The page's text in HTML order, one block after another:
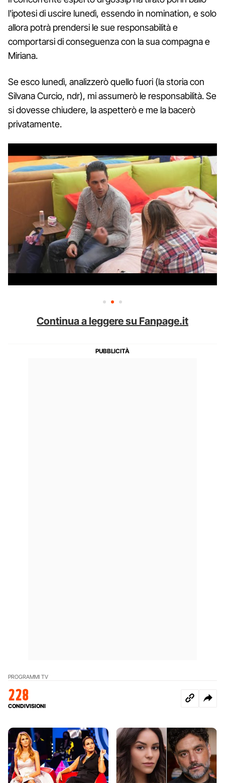
l'ipotesi di uscire lunedì, essendo in nomination, e solo
allora potrà prendersi le sue responsabilità e
comportarsi di conseguenza con la sua compagna e
Miriana.
Se esco lunedì, analizzerò quello fuori (la storia con
Silvana Curcio, ndr), mi assumerò le responsabilità. Se
si dovesse chiudere, la aspetterò e me la bacerò
privatamente.
Continua a leggere su Fanpage.it
PROGRAMMI TV
228
CONDIVISIONI